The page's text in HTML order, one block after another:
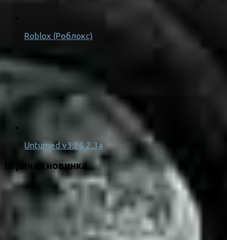
Roblox (Роблокс)
Unturned v3.26.2.3a
Горячая новинка